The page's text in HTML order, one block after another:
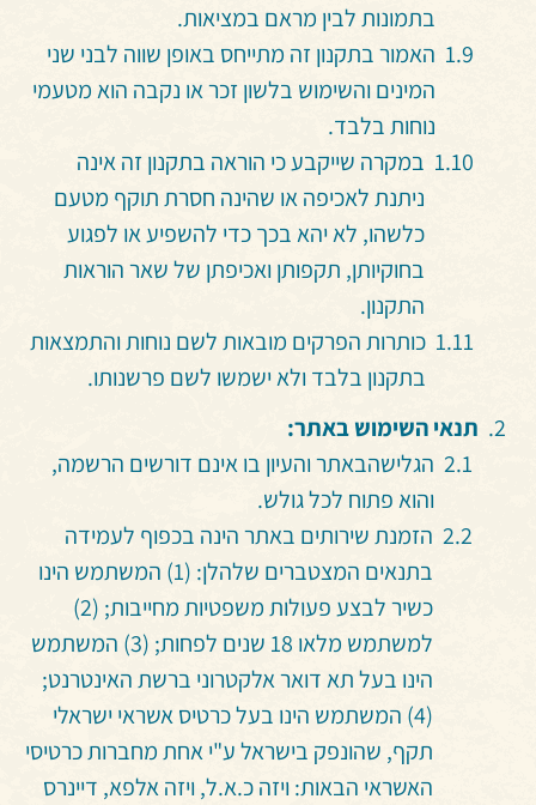
בתמונות לבין מראם במציאות.
האמור בתקנון זה מתייחס באופן שווה לבני שני
המינים והשימוש בלשון זכר או נקבה הוא מטעמי
נוחות בלבד.
במקרה שייקבע כי הוראה בתקנון זה אינה
ניתנת לאכיפה או שהינה חסרת תוקף מטעם
כלשהו, לא יהא בכך כדי להשפיע או לפגוע
בחוקיותן, תקפותן ואכיפתן של שאר הוראות
התקנון.
כותרות הפרקים מובאות לשם נוחות והתמצאות
בתקנון בלבד ולא ישמשו לשם פרשנותו.
תנאי השימוש באתר:
הגלישהבאתר והעיון בו אינם דורשים הרשמה,
והוא פתוח לכל גולש.
הזמנת שירותים באתר הינה בכפוף לעמידה
בתנאים המצטברים שלהלן: (1) המשתמש הינו
כשיר לבצע פעולות משפטיות מחייבות; (2)
למשתמש מלאו 18 שנים לפחות; (3) המשתמש
הינו בעל תא דואר אלקטרוני ברשת האינטרנט;
(4) המשתמש הינו בעל כרטיס אשראי ישראלי
תקף, שהונפק בישראל ע"י אחת מחברות כרטיסי
האשראי הבאות: ויזה כ.א.ל, ויזה אלפא, דיינרס